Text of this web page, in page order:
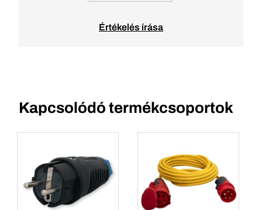
Értékelés írása
Kapcsolódó termékcsoportok